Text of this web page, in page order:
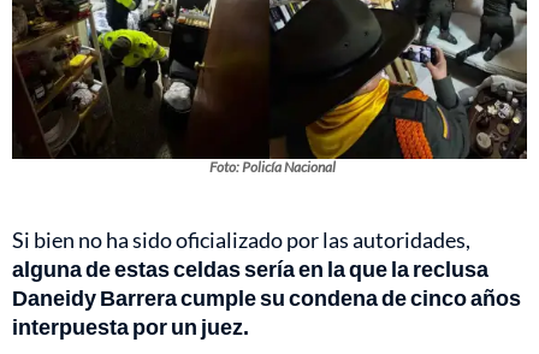
Foto: Policía Nacional
Si bien no ha sido oficializado por las autoridades,
alguna de estas celdas sería en la que la reclusa
Daneidy Barrera cumple su condena de cinco años
interpuesta por un juez.